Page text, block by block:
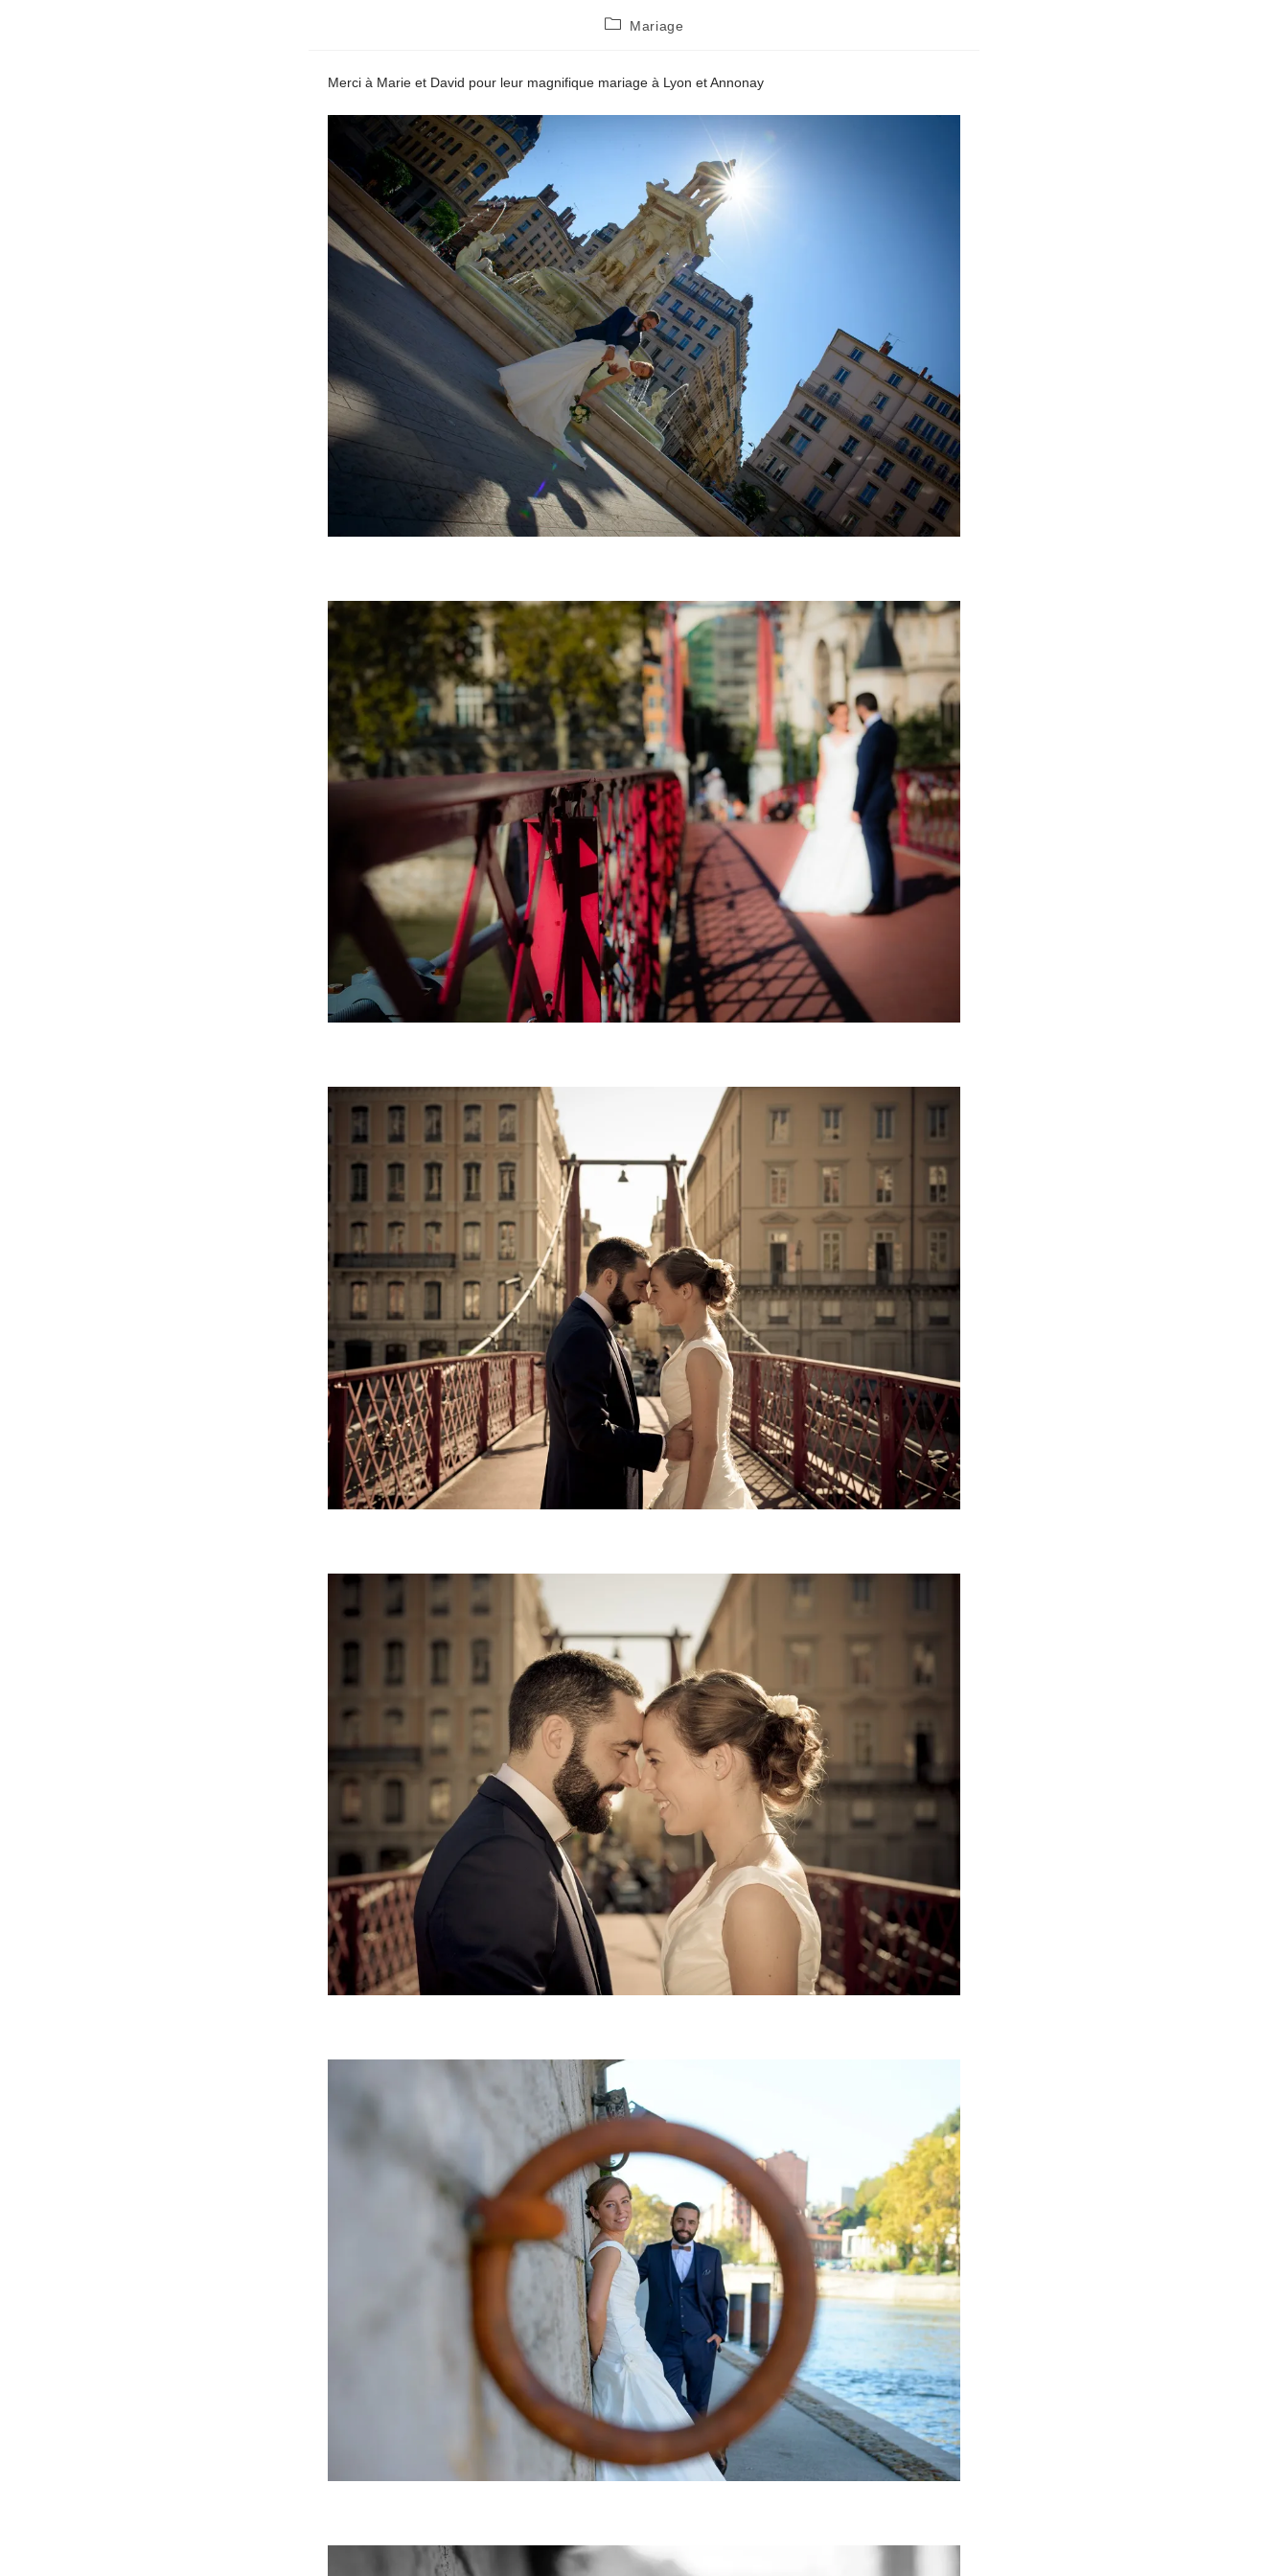
PostMariage
Merci à Marie et David pour leur magnifique mariage à Lyon et Annonay